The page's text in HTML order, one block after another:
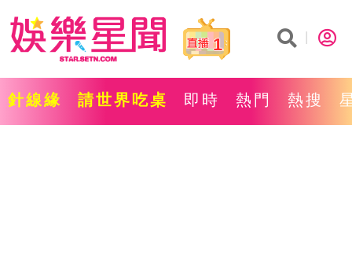
1
針線緣 請世界吃桌 即時 熱門 熱搜